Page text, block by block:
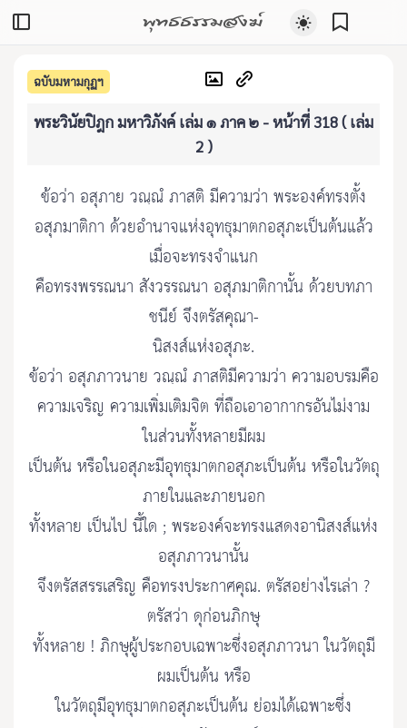
พุทธธรรมสงฆ์
ฉบับมหามกุฏฯ
พระวินัยปิฎก มหาวิภังค์ เล่ม ๑ ภาค ๒ - หน้าที่ 318 ( เล่ม
2 )
ข้อว่า อสุภาย วณฺณํ ภาสติ มีความว่า พระองค์ทรงตั้ง
อสุภมาติกา ด้วยอำนาจแห่งอุทธุมาตกอสุภะเป็นต้นแล้ว
เมื่อจะทรงจำแนก
คือทรงพรรณนา สังวรรณนา อสุภมาติกานั้น ด้วยบทภา
ชนีย์ จึงตรัสคุณา-
นิสงส์แห่งอสุภะ.
ข้อว่า อสุภภาวนาย วณฺณํ ภาสติมีความว่า ความอบรมคือ
ความเจริญ ความเพิ่มเติมจิต ที่ถือเอาอากากรอันไม่งาม
ในส่วนทั้งหลายมีผม
เป็นต้น หรือในอสุภะมีอุทธุมาตกอสุภะเป็นต้น หรือในวัตถุ
ภายในและภายนอก
ทั้งหลาย เป็นไป นี้ใด ; พระองค์จะทรงแสดงอานิสงส์แห่ง
อสุภภาวนานั้น
จึงตรัสสรรเสริญ คือทรงประกาศคุณ. ตรัสอย่างไรเล่า ?
ตรัสว่า ดุก่อนภิกษุ
ทั้งหลาย ! ภิกษุผู้ประกอบเฉพาะซึ่งอสุภภาวนา ในวัตถุมี
ผมเป็นต้น หรือ
ในวัตถุมีอุทธุมาตกอสุภะเป็นต้น ย่อมได้เฉพาะซึ่ง